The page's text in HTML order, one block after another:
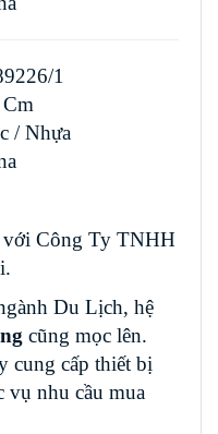
1
/ Nhựa
với Công Ty TNHH
Du Lịch, hệ
cũng mọc lên.
cung cấp thiết bị
vụ nhu cầu mua